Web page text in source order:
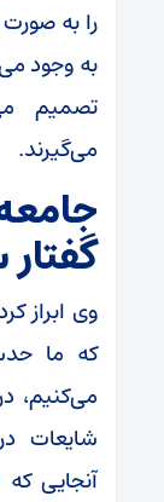
را به
به وجود
تصمیم
می‌گیرند.
وی ابراز
که ما
می‌کنیم،
شایعات
آنجایی